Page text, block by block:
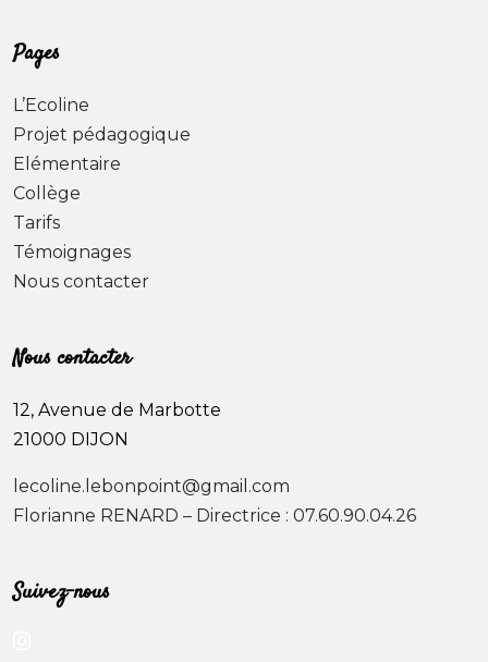
Pages
L’Ecoline
Projet pédagogique
Elémentaire
Collège
Tarifs
Témoignages
Nous contacter
Nous contacter
12, Avenue de Marbotte
21000 DIJON
lecoline.lebonpoint@gmail.com
Florianne RENARD – Directrice : 07.60.90.04.26
Suivez-nous